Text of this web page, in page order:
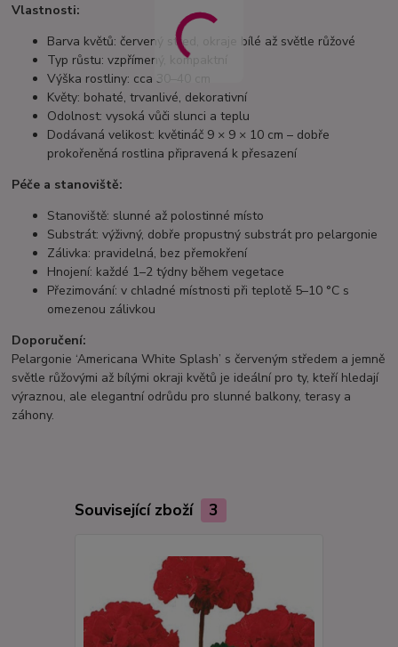
Vlastnosti:
Barva květů: červený střed, okraje bílé až světle růžové
Typ růstu: vzpřímený, kompaktní
Výška rostliny: cca 30–40 cm
Květy: bohaté, trvanlivé, dekorativní
Odolnost: vysoká vůči slunci a teplu
Dodávaná velikost: květináč 9 × 9 × 10 cm – dobře
prokořeněná rostlina připravená k přesazení
Péče a stanoviště:
Stanoviště: slunné až polostinné místo
Substrát: výživný, dobře propustný substrát pro pelargonie
Zálivka: pravidelná, bez přemokření
Hnojení: každé 1–2 týdny během vegetace
Přezimování: v chladné místnosti při teplotě 5–10 °C s
omezenou zálivkou
Doporučení:
Pelargonie ‘Americana White Splash’ s červeným středem a jemně
světle růžovými až bílými okraji květů je ideální pro ty, kteří hledají
výraznou, ale elegantní odrůdu pro slunné balkony, terasy a
záhony.
Související zboží 3